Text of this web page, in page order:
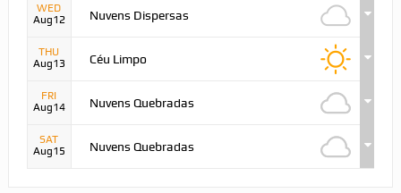
WED
Aug12
Nuvens Dispersas
THU
Aug13
Céu Limpo
FRI
Aug14
Nuvens Quebradas
SAT
Aug15
Nuvens Quebradas